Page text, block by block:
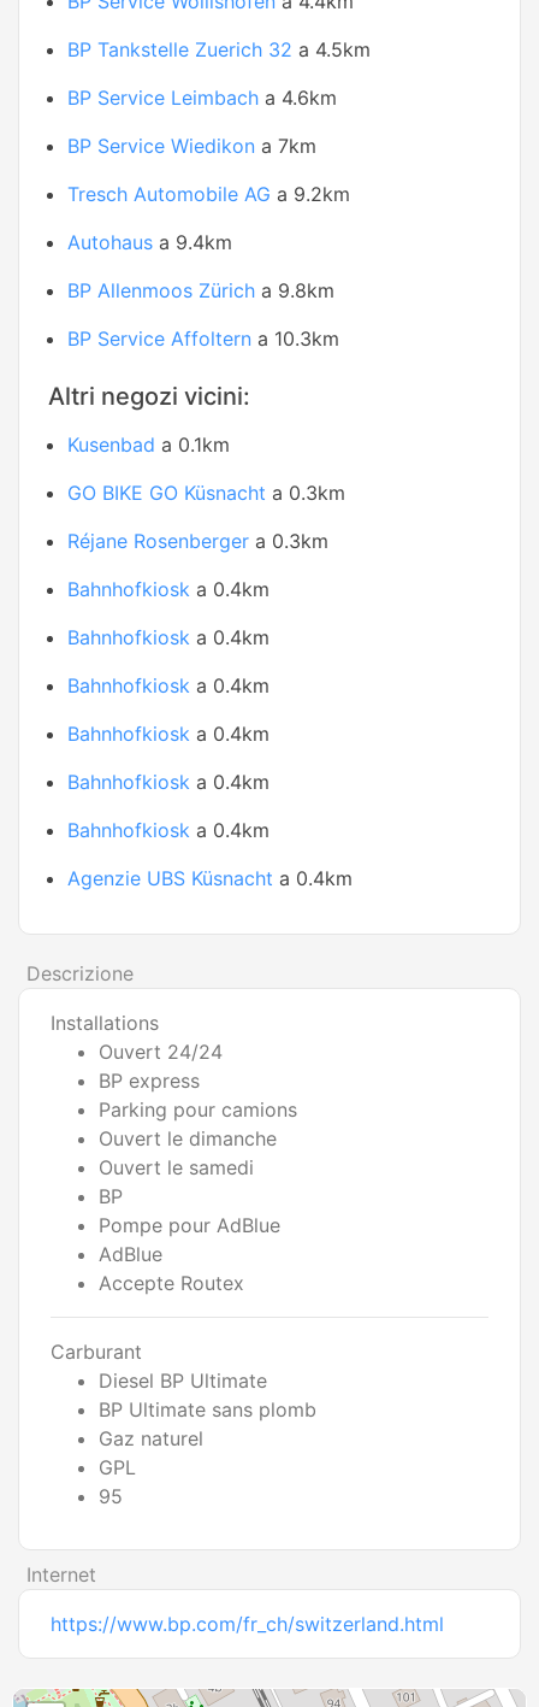
BP Tankstelle Zuerich 32 a 4.5km
BP Service Leimbach a 4.6km
BP Service Wiedikon a 7km
Tresch Automobile AG a 9.2km
Autohaus a 9.4km
BP Allenmoos Zürich a 9.8km
BP Service Affoltern a 10.3km
Altri negozi vicini:
Kusenbad a 0.1km
GO BIKE GO Küsnacht a 0.3km
Réjane Rosenberger a 0.3km
Bahnhofkiosk a 0.4km
Bahnhofkiosk a 0.4km
Bahnhofkiosk a 0.4km
Bahnhofkiosk a 0.4km
Bahnhofkiosk a 0.4km
Bahnhofkiosk a 0.4km
Agenzie UBS Küsnacht a 0.4km
Descrizione
Installations
Ouvert 24/24
BP express
Parking pour camions
Ouvert le dimanche
Ouvert le samedi
BP
Pompe pour AdBlue
AdBlue
Accepte Routex
Carburant
Diesel BP Ultimate
BP Ultimate sans plomb
Gaz naturel
GPL
95
Internet
https://www.bp.com/fr_ch/switzerland.html